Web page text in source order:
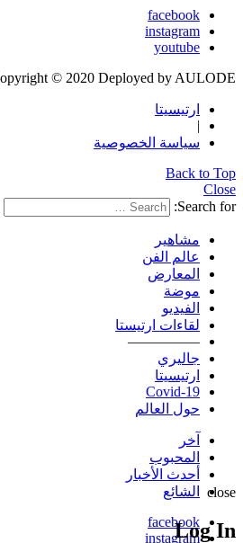
facebook
instagram
youtube
© 2020 Deployed by AULODE
ارتيسيتا
|
سياسة الخصوصية
Back to Top
Close
Search for:
مشاهير
عالم الفن
المعارض
موضة
الفيديو
لقاءات ارتيستا
—————
جاليري
ارتيسيتا
Covid-19
حول العالم
آخر
المحبوب
أحدث الأخبار
الشائع
facebook
instagram
close
Log In